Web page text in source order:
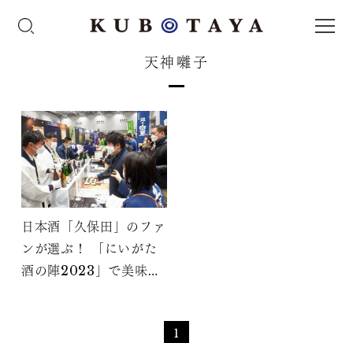
天神囃子
日本酒「久保田」のファ
ンが選ぶ！ 「にいがた
酒の陣2023」で美味し
1